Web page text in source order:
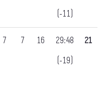
(-11)
7 7 16
29:48
(-19)
21